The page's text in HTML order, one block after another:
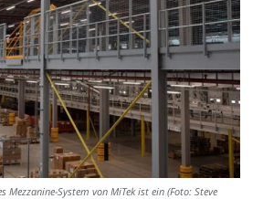
Mezzanine-System von MiTek ist ein (Foto: Steve